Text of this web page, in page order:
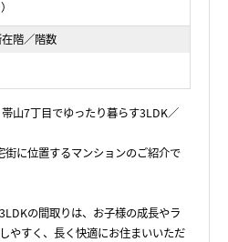
階／階数
山7丁目でゆったり暮らす3LDK／
に位置するマンションのご紹介で
の間取りは、お子様の成長やラ
やすく、長く快適にお住まいいただ